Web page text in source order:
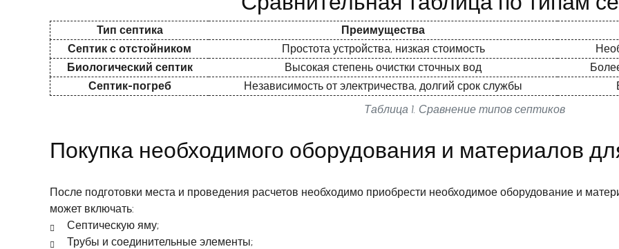
Таблица 1. Сравнение типов септиков
Тип септика
Преимущества
Септик с отстойником
Простота устройства, низкая стоимость
Биологический септик
Высокая степень очистки сточных вод
Септик-погреб
Независимость от электричества, долгий срок службы
Покупка необходимого оборудования и материалов
После подготовки места и проведения расчетов необходимо приобрести необходимое оборудование и
может включать:
Септическую яму;
Трубы и соединительные элементы;